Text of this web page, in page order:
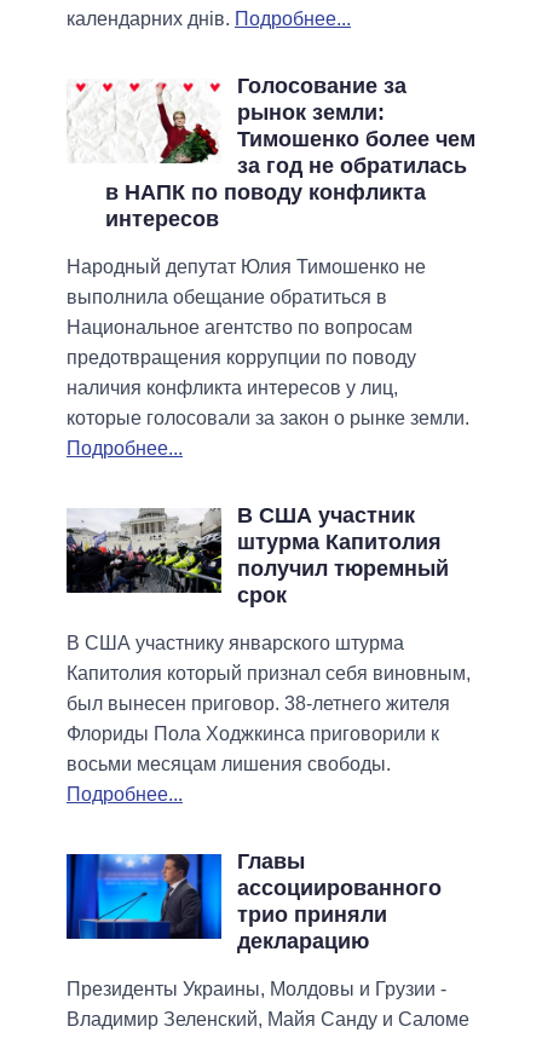
календарних днів. Подробнее...
Голосование за
рынок земли:
Тимошенко более чем
за год не обратилась
в НАПК по поводу конфликта
интересов
Народный депутат Юлия Тимошенко не
выполнила обещание обратиться в
Национальное агентство по вопросам
предотвращения коррупции по поводу
наличия конфликта интересов у лиц,
которые голосовали за закон о рынке земли.
Подробнее...
В США участник
штурма Капитолия
получил тюремный
срок
В США участнику январского штурма
Капитолия который признал себя виновным,
был вынесен приговор. 38-летнего жителя
Флориды Пола Ходжкинса приговорили к
восьми месяцам лишения свободы.
Подробнее...
Главы
ассоциированного
трио приняли
декларацию
Президенты Украины, Молдовы и Грузии -
Владимир Зеленский, Майя Санду и Саломе